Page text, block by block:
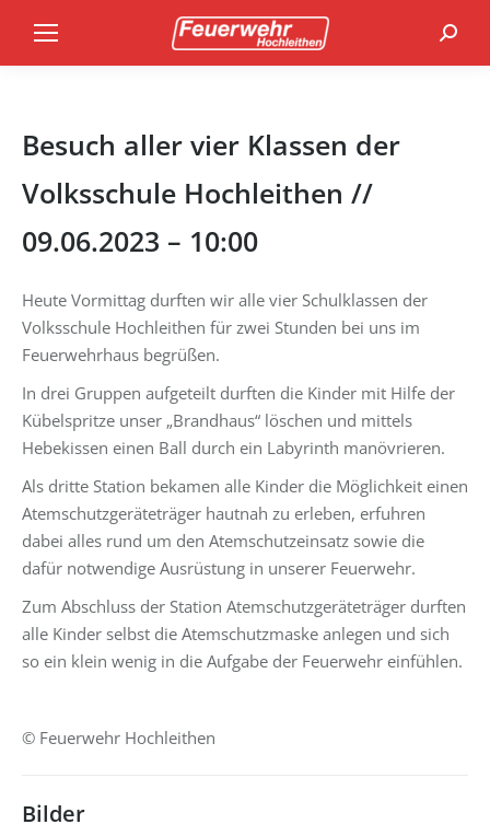
Besuch aller vier Klassen der
Volksschule Hochleithen //
09.06.2023 – 10:00
Heute Vormittag durften wir alle vier Schulklassen der
Volksschule Hochleithen für zwei Stunden bei uns im
Feuerwehrhaus begrüßen.
In drei Gruppen aufgeteilt durften die Kinder mit Hilfe der
Kübelspritze unser „Brandhaus“ löschen und mittels
Hebekissen einen Ball durch ein Labyrinth manövrieren.
Als dritte Station bekamen alle Kinder die Möglichkeit einen
Atemschutzgeräteträger hautnah zu erleben, erfuhren
dabei alles rund um den Atemschutzeinsatz sowie die
dafür notwendige Ausrüstung in unserer Feuerwehr.
Zum Abschluss der Station Atemschutzgeräteträger durften
alle Kinder selbst die Atemschutzmaske anlegen und sich
so ein klein wenig in die Aufgabe der Feuerwehr einfühlen.
© Feuerwehr Hochleithen
Bilder